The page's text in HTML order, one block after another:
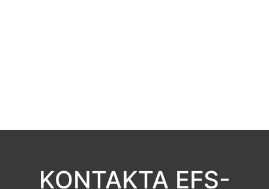
KONTAKTA EFS-